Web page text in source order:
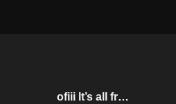
ofiii lt’s all free